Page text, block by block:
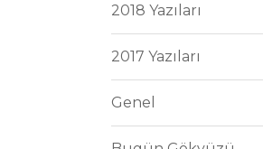
2018 Yazıları
2017 Yazıları
Genel